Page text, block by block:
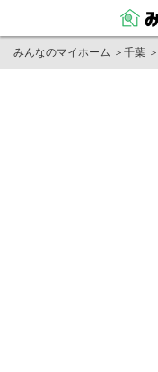
みんなのマイホーム ＞ 千葉 ＞